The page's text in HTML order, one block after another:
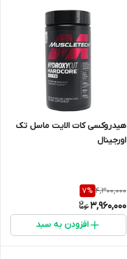
هیدروکسی کات الایت ماسل تک
اورجینال
4,300,000
7%
3,960,000
افزودن به سبد